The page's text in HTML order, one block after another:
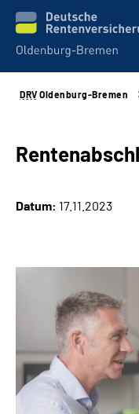
Services
Beratung und Kontakt
Über Uns
Inhalte in
Leichte Sprache
DRV Oldenburg-Bremen
Datum: 17.11.2023